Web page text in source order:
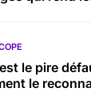
le pire
le